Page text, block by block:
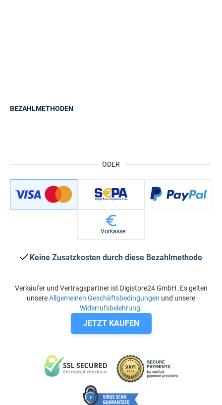
ODER
BEZAHLMETHODEN
Vorkasse
Keine Zusatzkosten durch diese Bezahlmethode
Verkäufer und Vertragspartner ist Digistore24 GmbH. Es gelten
unsereAllgemeinen Geschäftsbedingungen und unsere
Widerrufsbelehrung.
JETZT KAUFEN